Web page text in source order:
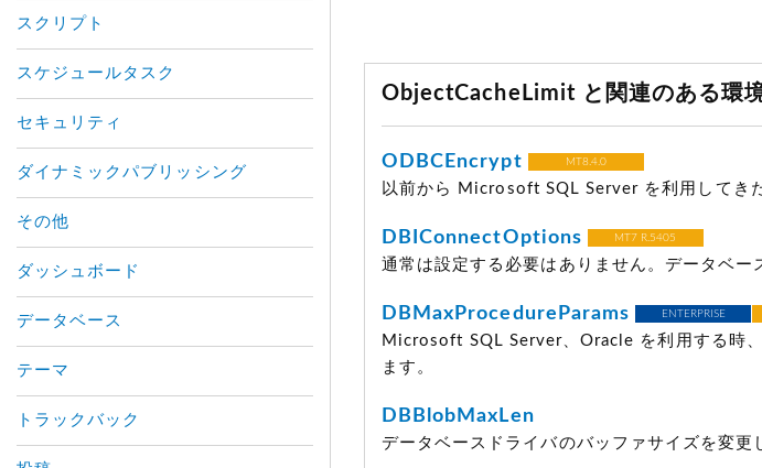
ObjectCacheLimit と関連のある環
ODBCEncrypt MT8.4.0
以前から Microsoft SQL Server を利用してき
DBIConnectOptions MT7 R.5405
通常は設定する必要はありません。データベ
DBMaxProcedureParams ENTERPRISE
Microsoft SQL Server、Oracle を利用する時
ます。
DBBlobMaxLen
データベースドライバのバッファサイズを変
スクリプト
スケジュールタスク
セキュリティ
ダイナミックパブリッシング
その他
ダッシュボード
データベース
テーマ
トラックバック